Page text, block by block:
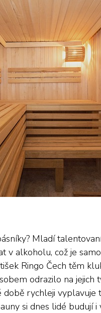
Mladí
v alkoholu, což je
Ringo Čech těm
odrazilo na jejich
době rychleji
si dnes lidé budují